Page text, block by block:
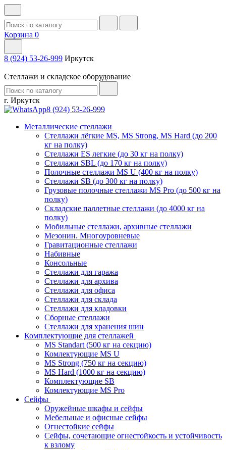
Корзина 0
8 (924) 53-26-999 Иркутск
Стеллажи и складское оборудование
г. Иркутск
8 (924) 53-26-999
Металлические стеллажи
Стеллажи лёгкие MS, MS Strong, MS Hard (до 200
кг на полку)
Стеллажи ES легкие (до 30 кг на полку)
Стеллажи SBL (до 170 кг на полку)
Полочные стеллажи MS U (400 кг на полку)
Стеллажи SB (до 300 кг на полку)
Грузовые полочные стеллажи MS Pro (до 500 кг на
полку)
Складские паллетные стеллажи (до 4000 кг на
полку)
Мобильные стеллажи, архивные стеллажи
Мезонин. Многоуровневые
Гравитационные стеллажи
Набивные
Консольные
Стеллажи для гаража
Стеллажи для архива
Стеллажи для офиса
Стеллажи для склада
Стеллажи для кладовки
Сборные стеллажи
Стеллажи для хранения шин
Комплектующие для стеллажей
MS Standart (500 кг на секцию)
Комлектующие MS U
MS Strong (750 кг на секцию)
MS Hard (1000 кг на секцию)
Комплектующие SB
Комлектующие MS Pro
Сейфы
Оружейные шкафы и сейфы
Мебельные и офисные сейфы
Огнестойкие сейфы
Сейфы, сочетающие огнестойкость и устойчивость
к взлому